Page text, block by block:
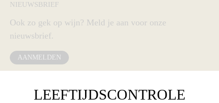
NIEUWSBRIEF
Ook zo gek op wijn? Meld je aan voor onze
nieuwsbrief.
AANMELDEN
LEEFTIJDSCONTROLE